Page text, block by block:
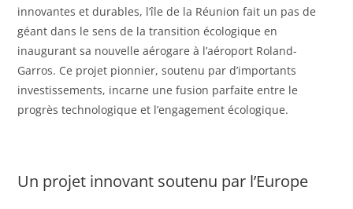
innovantes et durables, l’île de la Réunion fait un pas de
géant dans le sens de la transition écologique en
inaugurant sa nouvelle aérogare à l’aéroport Roland-
Garros. Ce projet pionnier, soutenu par d’importants
investissements, incarne une fusion parfaite entre le
progrès technologique et l’engagement écologique.
Un projet innovant soutenu par l’Europe